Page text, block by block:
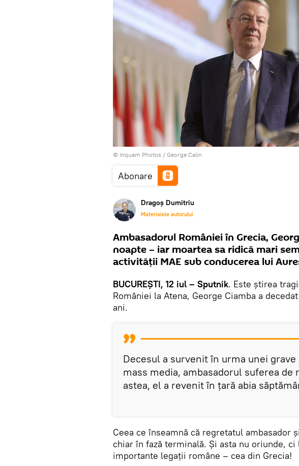
© Inquam Photos / George Calin
Abonare
Dragoș Dumitriu
Materialele autorului
Ambasadorul României în Grecia,
noapte – iar moartea sa ridică mari
activității MAE sub conducerea lui
BUCUREȘTI, 12 iul – Sputnik. Este știrea
României la Atena, George Ciamba a
ani.
Decesul a survenit în urma unei
mass media, ambasadorul suferea de
astea, el a revenit în țară abia
Ceea ce înseamnă că regretatul ambasador
chiar în fază terminală. Și asta nu oriunde,
importante legații române – cea din Grecia!